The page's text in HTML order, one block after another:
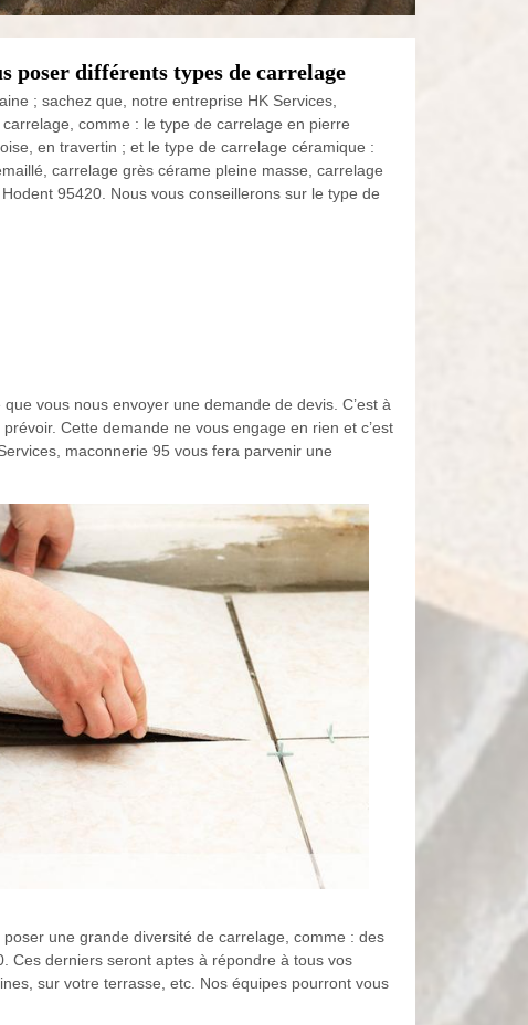
poser différents types de carrelage
; sachez que, notre entreprise HK Services,
comme : le type de carrelage en pierre
en travertin ; et le type de carrelage céramique :
carrelage grès cérame pleine masse, carrelage
95420. Nous vous conseillerons sur le type de
vous nous envoyer une demande de devis. C’est à
Cette demande ne vous engage en rien et c’est
maconnerie 95 vous fera parvenir une
une grande diversité de carrelage, comme : des
Ces derniers seront aptes à répondre à tous vos
sur votre terrasse, etc. Nos équipes pourront vous